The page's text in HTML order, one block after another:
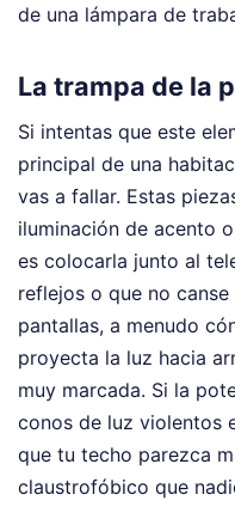
de una lámpara de
La trampa de la
Si intentas que este
principal de una
vas a fallar. Estas
iluminación de acento
es colocarla junto al
reflejos o que no
pantallas, a menudo
proyecta la luz hacia
muy marcada. Si la
conos de luz violentos
que tu techo parezca
claustrofóbico que